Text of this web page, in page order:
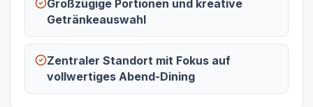
Großzügige Portionen und kreative
Getränkeauswahl
Zentraler Standort mit Fokus auf
vollwertiges Abend-Dining